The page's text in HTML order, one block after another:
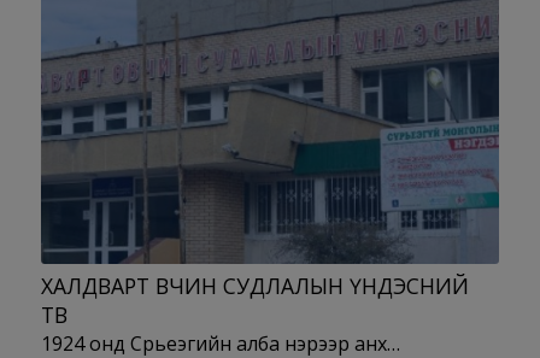
ХАЛДВАРТ ӨВЧИН СУДЛАЛЫН ҮНДЭСНИЙ
ТӨВ
1924 онд Сүрьеэгийн алба нэрээр анх…